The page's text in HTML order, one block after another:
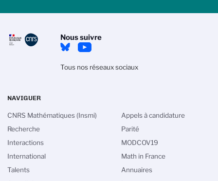
Nous suivre
Tous nos réseaux sociaux
NAVIGUER
CNRS Mathématiques (Insmi)
Recherche
Interactions
International
Talents
Appels à candidature
Parité
MODCOV19
Math in France
Annuaires